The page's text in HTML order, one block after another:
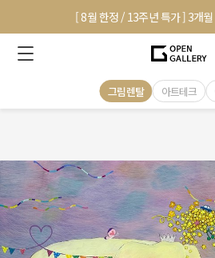
[ 8월 한정 / 13주년 특가 ] 3개
그림렌탈 아트테크